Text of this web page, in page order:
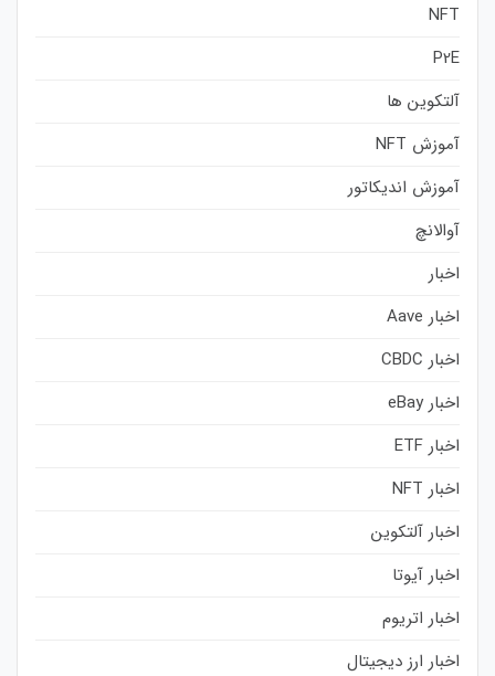
NFT
P2E
آلتکوین ها
آموزش NFT
آموزش اندیکاتور
آوالانچ
اخبار
اخبار Aave
اخبار CBDC
اخبار eBay
اخبار ETF
اخبار NFT
اخبار آلتکوین
اخبار آیوتا
اخبار اتریوم
اخبار ارز دیجیتال